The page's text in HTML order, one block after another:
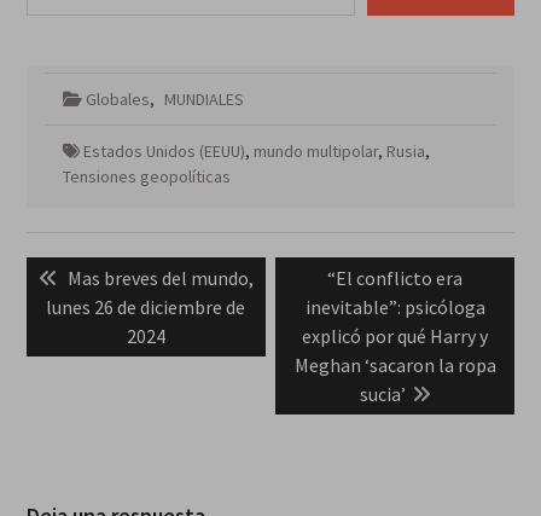
Globales, MUNDIALES
Estados Unidos (EEUU), mundo multipolar, Rusia,
Tensiones geopolíticas
Navegación
de
entradas
Previous
post:
Mas breves del mundo,
lunes 26 de diciembre de
2024
Next
post:
“El conflicto era
inevitable”: psicóloga
explicó por qué Harry y
Meghan ‘sacaron la ropa
sucia’